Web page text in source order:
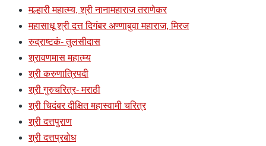
मल्हारी महात्म्य, श्री नानामहाराज तराणेकर
महासाधू श्री दत्त दिगंबर अण्णाबुवा महाराज, मिरज
रुद्राष्टकं- तुलसीदास
श्रावणमास महात्म्य
श्री करुणात्रिपदी
श्री गुरुचरित्र- मराठी
श्री चिदंबर दीक्षित महास्वामी चरित्र
श्री दत्तपुराण
श्री दत्तप्रबोध